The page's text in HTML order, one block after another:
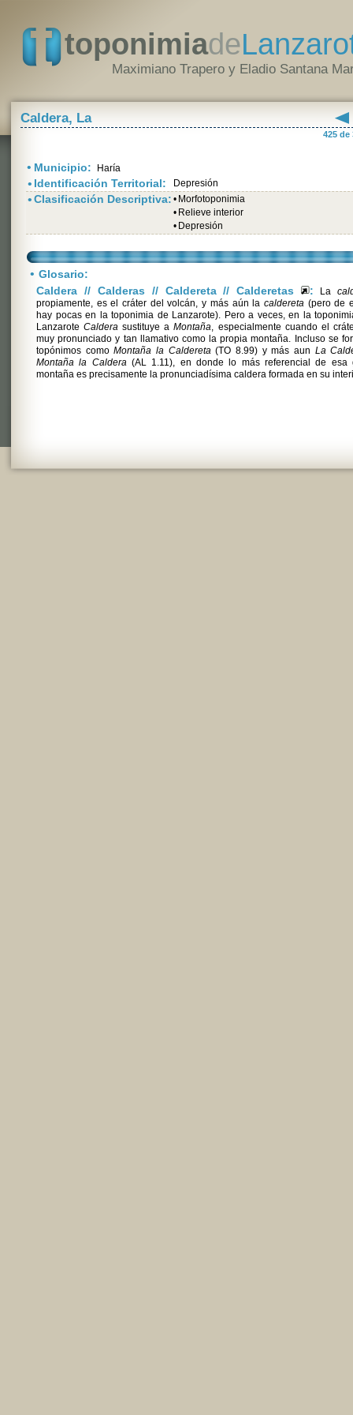
toponimiade
Maximiano Trapero y Eladio Santana
Caldera, La
425 de
• Municipio: Haría
• Identificación Territorial: Depresión
•Clasificación Descriptiva: • Morfotoponimia
• Relieve interior
• Depresión
• Glosario:
Caldera // Calderas // Caldereta // Calderetas
: La
propiamente, es el cráter del volcán, y más aún la caldereta(pero de
hay pocas en la toponimia de Lanzarote). Pero a veces, en la
LanzaroteCaldera sustituye aMontaña, especialmente cuando el
muy pronunciado y tan llamativo como la propia montaña. Incluso se
topónimos comoMontaña la Caldereta(TO 8.99) y más aun La
Montaña la Caldera(AL 1.11), en donde lo más referencial de esa
montaña es precisamente la pronunciadísima caldera formada en su